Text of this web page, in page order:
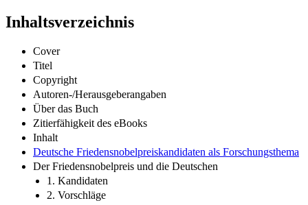
Inhaltsverzeichnis
Cover
Titel
Copyright
Autoren-/Herausgeberangaben
Über das Buch
Zitierfähigkeit des eBooks
Inhalt
Deutsche Friedensnobelpreiskandidaten als Forschungsthema
Der Friedensnobelpreis und die Deutschen
1. Kandidaten
2. Vorschläge